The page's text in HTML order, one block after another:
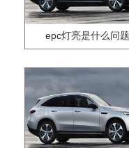
epc灯亮是什么问题